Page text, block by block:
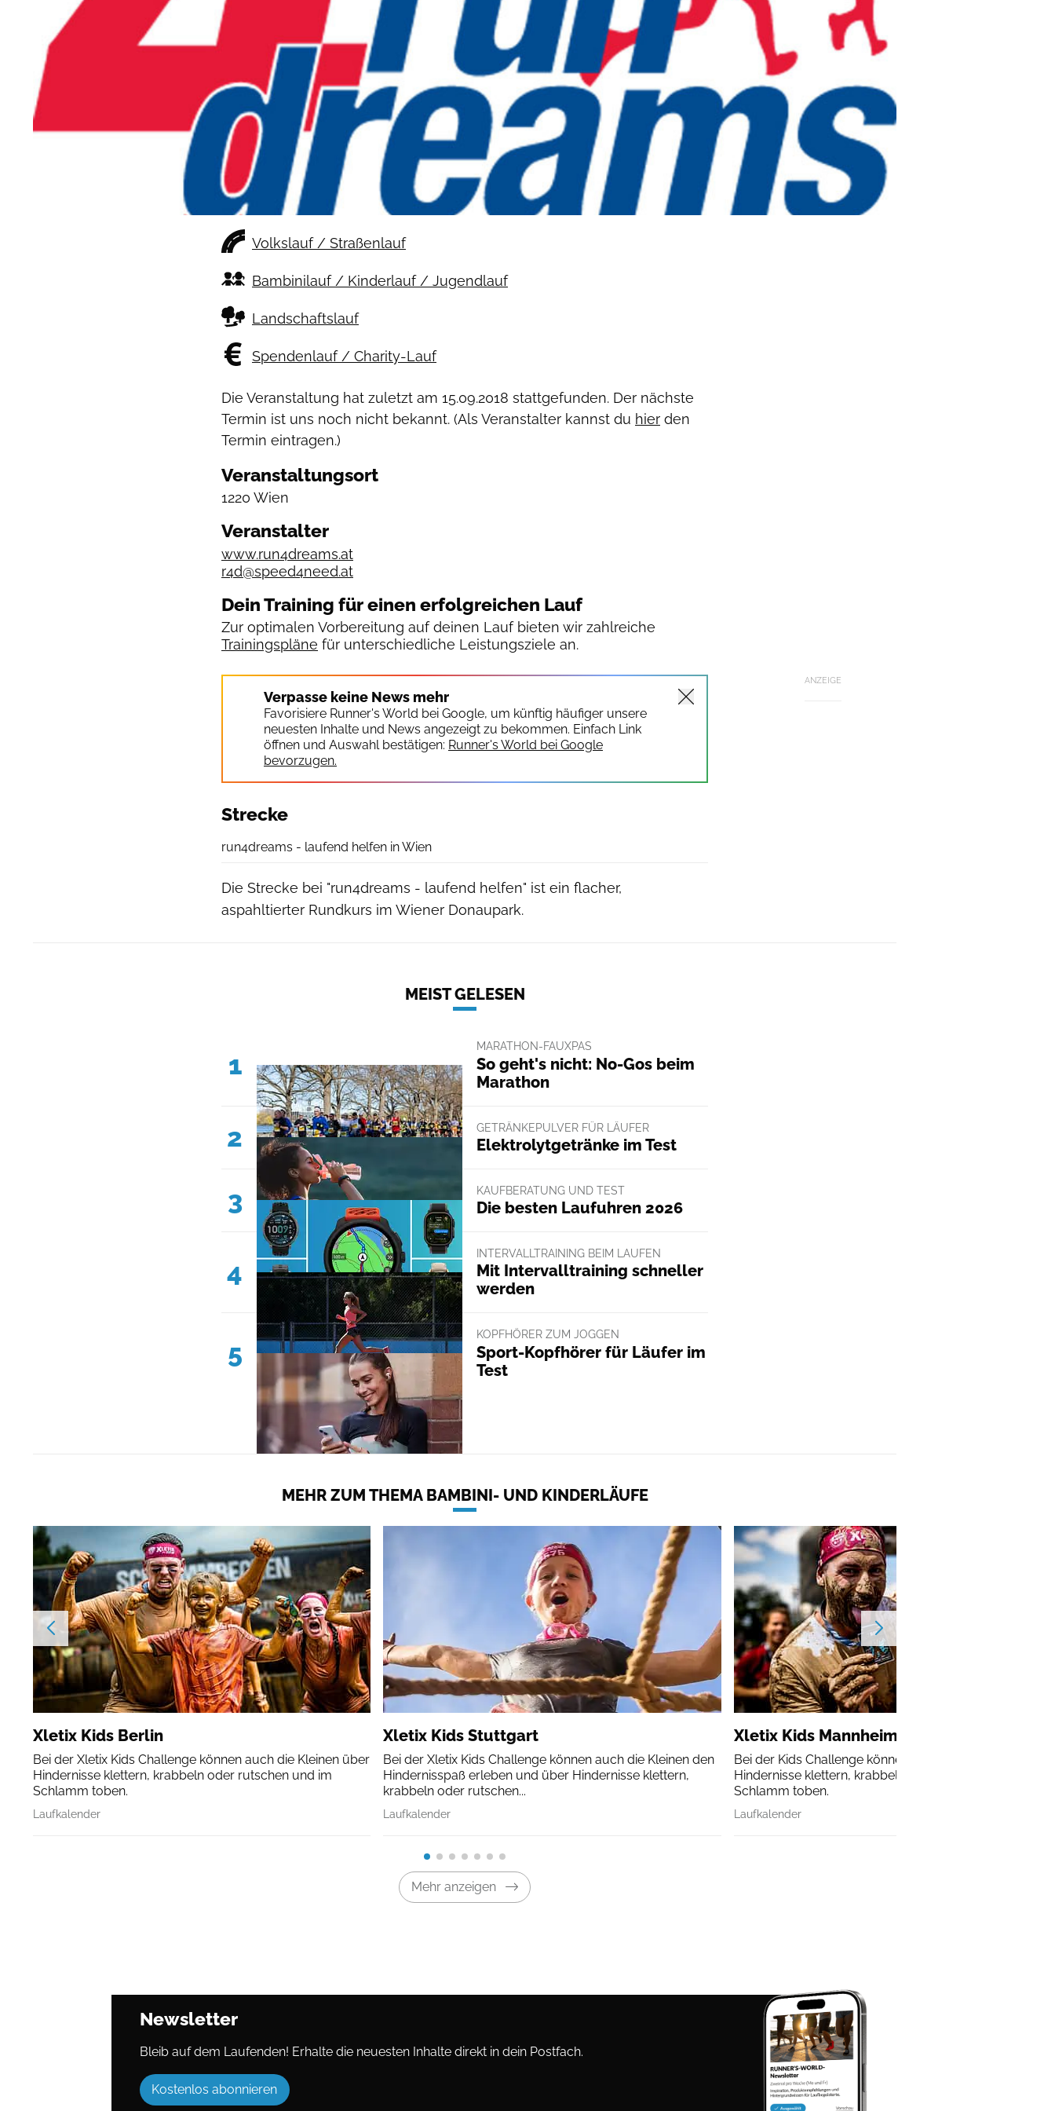
Volkslauf / Straßenlauf
Bambinilauf / Kinderlauf / Jugendlauf
Landschaftslauf
Spendenlauf / Charity-Lauf
Die Veranstaltung hat zuletzt am 15.09.2018 stattgefunden. Der nächste
Termin ist uns noch nicht bekannt. (Als Veranstalter kannst du hier den
Termin eintragen.)
Veranstaltungsort
1220 Wien
Veranstalter
www.run4dreams.at
r4d@speed4need.at
Dein Training für einen erfolgreichen Lauf
Zur optimalen Vorbereitung auf deinen Lauf bieten wir zahlreiche
Trainingspläne für unterschiedliche Leistungsziele an.
ANZEIGE
Verpasse keine News mehr
Favorisiere Runner's World bei Google, um künftig häufiger unsere
neuesten Inhalte und News angezeigt zu bekommen. Einfach Link
öffnen und Auswahl bestätigen: Runner's World bei Google
bevorzugen.
Strecke
run4dreams - laufend helfen in Wien
Die Strecke bei "run4dreams - laufend helfen" ist ein flacher,
aspahltierter Rundkurs im Wiener Donaupark.
MEIST GELESEN
1
MARATHON-FAUXPAS
So geht's nicht: No-Gos beim
Marathon
2 GETRÄNKEPULVER FÜR LÄUFER
Elektrolytgetränke im Test
3 KAUFBERATUNG UND TEST
Die besten Laufuhren 2026
4
INTERVALLTRAINING BEIM LAUFEN
Mit Intervalltraining schneller
werden
5
KOPFHÖRER ZUM JOGGEN
Sport-Kopfhörer für Läufer im
Test
MEHR ZUM THEMA BAMBINI- UND KINDERLÄUFE
Xletix Kids Berlin
Bei der Xletix Kids Challenge können auch die Kleinen über
Hindernisse klettern, krabbeln oder rutschen und im
Schlamm toben.
Laufkalender
Xletix Kids Stuttgart
Bei der Xletix Kids Challenge können auch die Kleinen den
Hindernisspaß erleben und über Hindernisse klettern,
krabbeln oder rutschen...
Laufkalender
Xletix Kids Mannheim
Bei der Kids Challenge können auch die Kleinen über
Hindernisse klettern, krabbeln oder rutschen und im
Schlamm toben.
Laufkalender
Mehr anzeigen
Newsletter
Bleib auf dem Laufenden! Erhalte die neuesten Inhalte direkt in dein Postfach.
Kostenlos abonnieren